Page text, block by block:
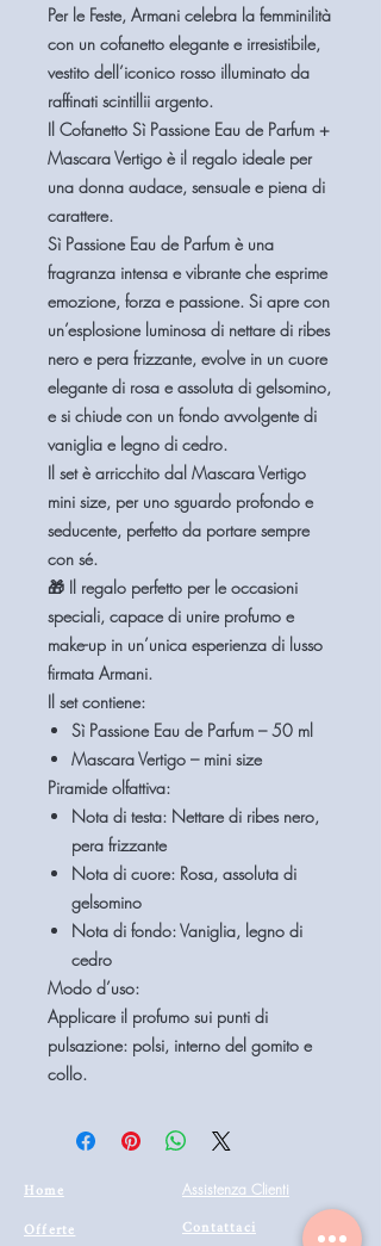
Per le Feste, Armani celebra la femminilità
con un cofanetto elegante e irresistibile,
vestito dell’iconico rosso illuminato da
raffinati scintillii argento.
Il Cofanetto Sì Passione Eau de Parfum +
Mascara Vertigo è il regalo ideale per
una donna audace, sensuale e piena di
carattere.
Sì Passione Eau de Parfum è una
fragranza intensa e vibrante che esprime
emozione, forza e passione. Si apre con
un’esplosione luminosa di nettare di ribes
nero e pera frizzante, evolve in un cuore
elegante di rosa e assoluta di gelsomino,
e si chiude con un fondo avvolgente di
vaniglia e legno di cedro.
Il set è arricchito dal Mascara Vertigo
mini size, per uno sguardo profondo e
seducente, perfetto da portare sempre
con sé.
🎁 Il regalo perfetto per le occasioni
speciali, capace di unire profumo e
make-up in un’unica esperienza di lusso
firmata Armani.
Il set contiene:
Sì Passione Eau de Parfum – 50 ml
Mascara Vertigo – mini size
Piramide olfattiva:
Nota di testa: Nettare di ribes nero,
pera frizzante
Nota di cuore: Rosa, assoluta di
gelsomino
Nota di fondo:Vaniglia, legno di
cedro
Modo d’uso:
Applicare il profumo sui punti di
pulsazione: polsi, interno del gomito e
collo.
Home
Offerte
Assistenza Clienti
Contattaci